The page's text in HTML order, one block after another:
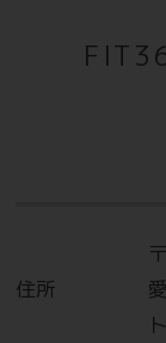
会員カー
※キャンペーン
住所